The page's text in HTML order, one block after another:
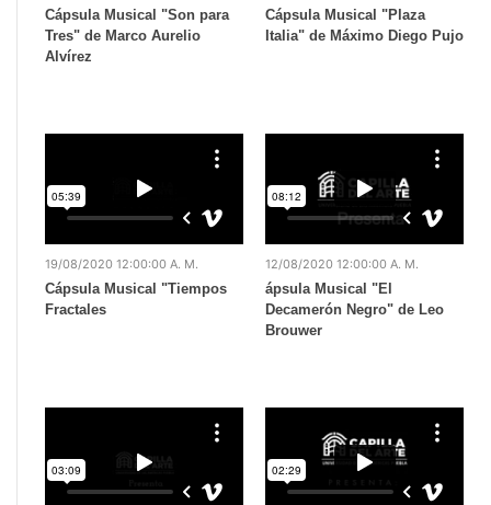
Cápsula Musical "Son para
Tres" de Marco Aurelio
Alvírez
Cápsula Musical "Plaza
Italia" de Máximo Diego Pujo
19/08/2020 12:00:00 A. M.
Cápsula Musical "Tiempos
Fractales
12/08/2020 12:00:00 A. M.
ápsula Musical "El
Decamerón Negro" de Leo
Brouwer